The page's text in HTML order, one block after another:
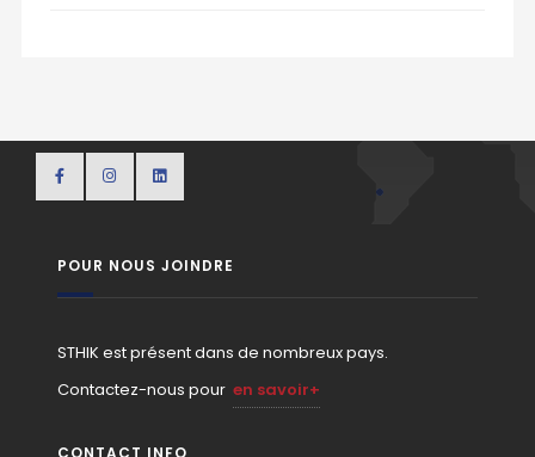
POUR NOUS JOINDRE
STHIK est présent dans de nombreux pays.
Contactez-nous pour en savoir+
CONTACT INFO